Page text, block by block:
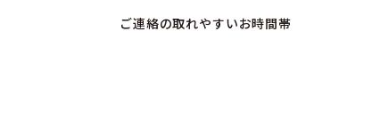
ご連絡の取れやすいお時間帯